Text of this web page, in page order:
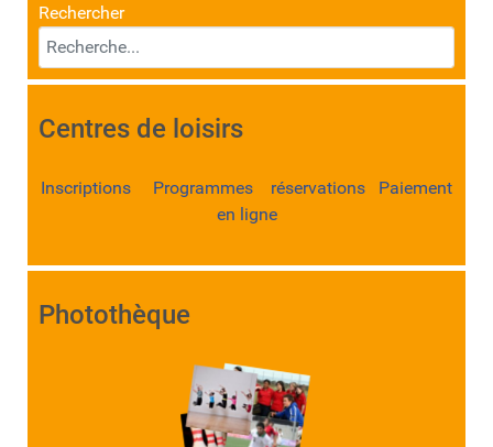
Rechercher
Centres de loisirs
Inscriptions Programmes réservations Paiement
en ligne
Photothèque